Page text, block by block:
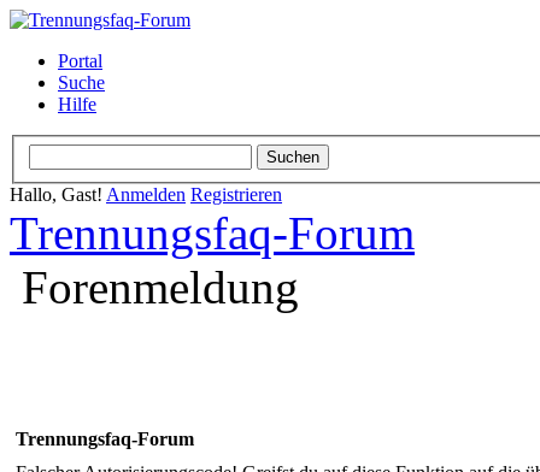
Portal
Suche
Hilfe
Hallo, Gast! Anmelden Registrieren
Trennungsfaq-Forum
Forenmeldung
Trennungsfaq-Forum